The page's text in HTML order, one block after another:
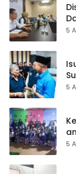
5
5
5